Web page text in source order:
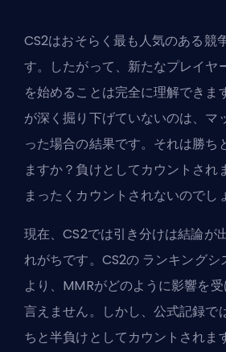
CS2はおそらく最も人気のある競
す。したがって、新たなプレイヤ
を始めることは完全に理解できま
が深く掘り下げていないのは、マ
った場合の結果です。それは勝ち
ますか？負けとしてカウントされ
まったくカウントされないのでし
現在、CS2では引き分けは結論が
れがちです。CS2の ランキングシ
より、MMRがどのように影響を
言えません。しかし、公式記録で
ちと半負けとしてカウントされま